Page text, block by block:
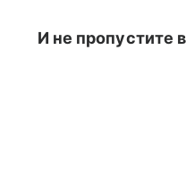
И не пропустите